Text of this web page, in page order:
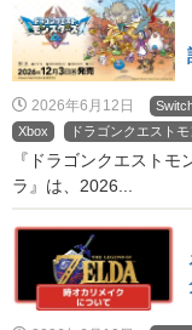
2026年6月12日
Xbox
ドラゴンクエスト
『ドラゴンクエスト
ラ』は、2026...